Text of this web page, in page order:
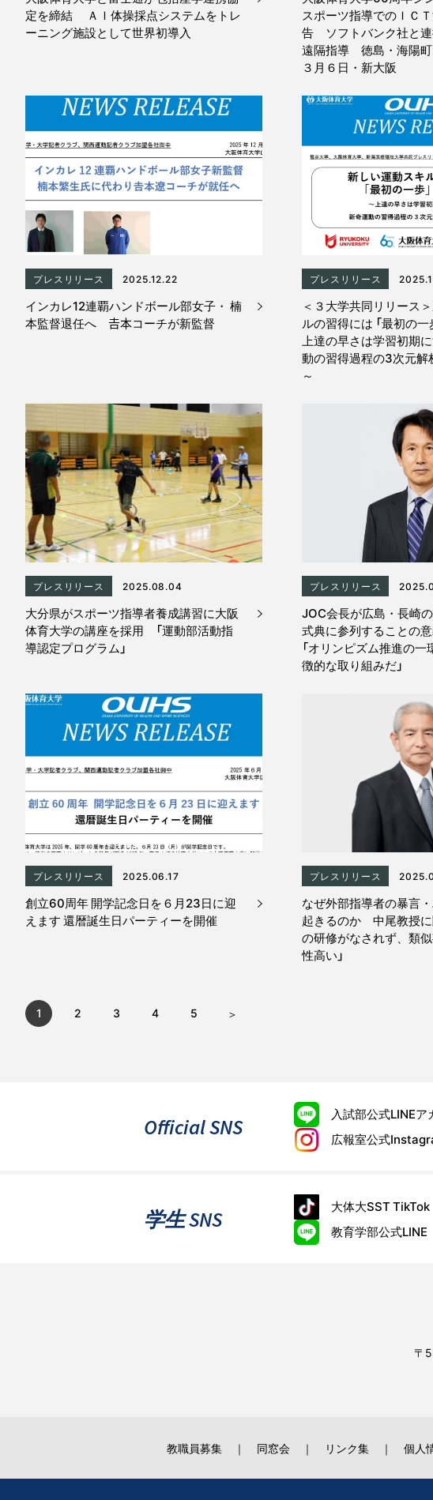
定を締結 ＡＩ体操採点システムをトレ
ーニング施設として世界初導入
スポーツ指導でのＩＣ
告 ソフトバンク社と
遠隔指導 徳島・海陽
３月６日・新大阪
プレスリリース 2025.12.22
インカレ12連覇ハンドボール部女子・ 楠
本監督退任へ 𠮷本コーチが新監督
プレスリリース
＜３大学共同リリース
ルの習得には 「最初の一
上達の早さは学習初期
動の習得過程の3次元解
～
プレスリリース 2025.08.04
大分県がスポーツ指導者養成講習に大阪
体育大学の講座を採用 「運動部活動指
導認定プログラム」
プレスリリース
JOC会長が広島・長崎の
式典に参列することの
「オリンピズム推進の
徴的な取り組みだ」
プレスリリース 2025.06.17
創立60周年 開学記念日を６月23日に迎
えます 還暦誕生日パーティーを開催
プレスリリース
なぜ外部指導者の暴言
起きるのか 中尾教授
の研修がなされず、類
性高い」
1 2 3 4 5
Official SNS 入試部公式LINEア
広報室公式
学生 SNS 大体大SSTTikTok
教育学部公式LINE
〒
教職員募集 同窓会 リンク集 個人